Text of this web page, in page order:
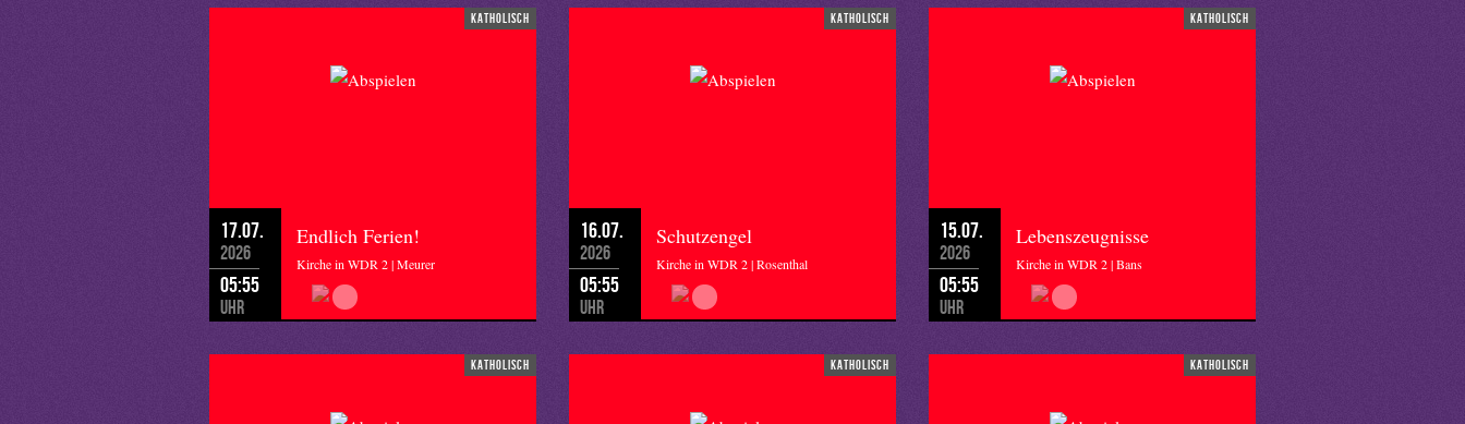
katholisch
17.07.
2026
05:55
Uhr
Endlich Ferien!
Kirche in WDR 2 | Meurer
katholisch
16.07.
2026
05:55
Uhr
Schutzengel
Kirche in WDR 2 | Rosenthal
katholisch
15.07.
2026
05:55
Uhr
Lebenszeugnisse
Kirche in WDR 2 | Bans
katholisch katholisch katholisch